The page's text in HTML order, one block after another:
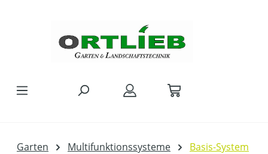
Garten Multifunktionssysteme Basis-System